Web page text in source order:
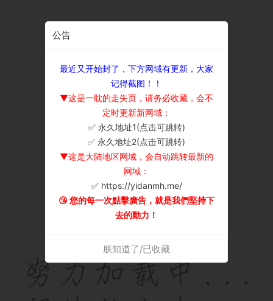
公告
最近又开始封了，下方网域有更新，大家
记得截图！！
▼这是一耽的走失页，请务必收藏，会不
定时更新新网域：
✅ 永久地址1(点击可跳转)
✅ 永久地址2(点击可跳转)
▼这是大陆地区网域，会自动跳转最新的
网域：
✅ https://yidanmh.me/
😘 您的每一次點擊廣告，就是我們堅持下
去的動力！
朕知道了/已收藏